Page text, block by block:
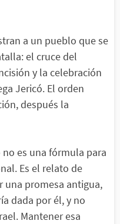
a un pueblo que se
el cruce del
y la celebración
Jericó. El orden
después la
es una fórmula para
Es el relato de
una promesa antigua,
dada por él, y no
Mantener esa